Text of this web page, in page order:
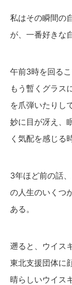
私はその瞬間の
が、一番好きな
午前3時を回る
もう暫くグラス
を爪弾いたりし
妙に目が冴え、
く気配を感じる
3年ほど前の話
の人生のいくつ
ある。
遡ると、ウイス
東北支援団体に
晴らしいウイス